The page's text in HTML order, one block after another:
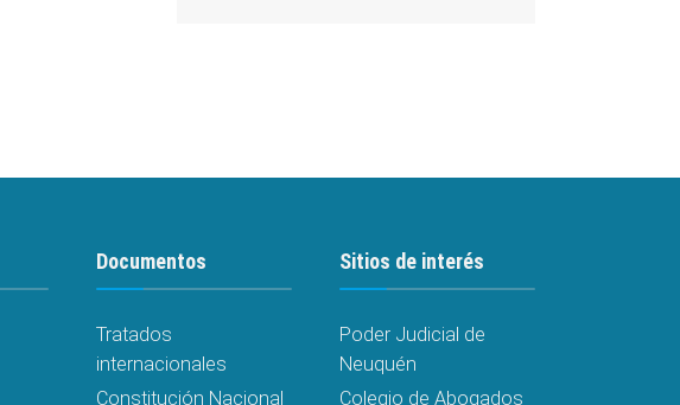
Documentos
Tratados
internacionales
Constitución Nacional
Sitios de interés
Poder Judicial de
Neuquén
Colegio de Abogados